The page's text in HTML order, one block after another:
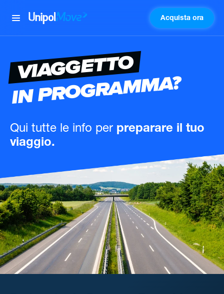
UnipolMove Acquista ora
VIAGGETTO
IN PROGRAMMA?
Qui tutte le info per preparare il tuo
viaggio.